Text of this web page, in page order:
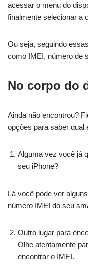
acessar o menu do
finalmente selecionar a
Ou seja, seguindo
como IMEI, número de
No corpo do
Ainda não encontrou?
opções para saber qual
Alguma vez você já
seu iPhone?
Lá você pode ver
número IMEI do seu
Outro lugar para
Olhe atentamente
encontrar o IMEI.